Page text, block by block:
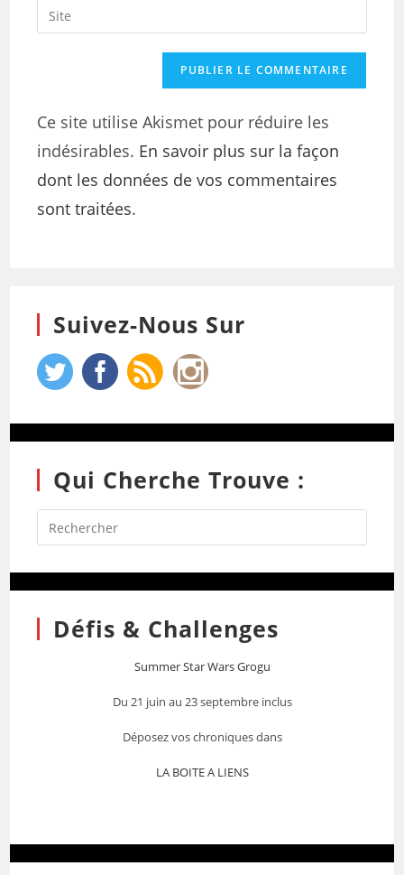
Ce site utilise Akismet pour réduire les
indésirables. En savoir plus sur la façon
dont les données de vos commentaires
sont traitées.
Suivez-Nous Sur
Qui Cherche Trouve :
Défis & Challenges
Summer Star Wars Grogu
Du 21 juin au 23 septembre inclus
Déposez vos chroniques dans
LA BOITE A LIENS